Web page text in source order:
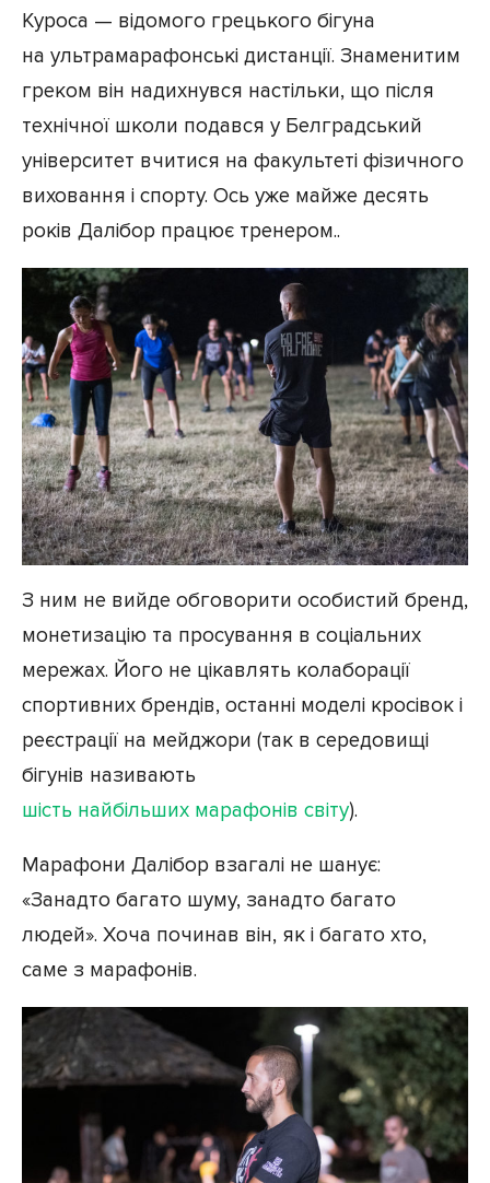
Куроса — відомого грецького бігуна
на ультрамарафонські дистанції. Знаменитим
греком він надихнувся настільки, що після
технічної школи подався у Белградський
університет вчитися на факультеті фізичного
виховання і спорту. Ось уже майже десять
років Далібор працює тренером..
З ним не вийде обговорити особистий бренд,
монетизацію та просування в соціальних
мережах. Його не цікавлять колаборації
спортивних брендів, останні моделі кросівок і
реєстрації на мейджори (так в середовищі
бігунів називають
шість найбільших марафонів світу).
Марафони Далібор взагалі не шанує:
«Занадто багато шуму, занадто багато
людей». Хоча починав він, як і багато хто,
саме з марафонів.